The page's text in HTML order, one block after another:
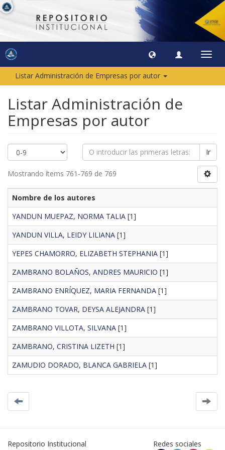
Listar Administración de Empresas por autor
Listar Administración de
Empresas por autor
Ir
Mostrando ítems 761-769 de 769
Nombre de los autores
YANDUN MUEPAZ, NORMA TALIA [1]
YANDUN VILLA, LEIDY LILIANA [1]
YEPES CHAMORRO, ELIZABETH STEPHANIA [1]
ZAMBRANO BOLAÑOS, ANDRES MAURICIO [1]
ZAMBRANO ENRÍQUEZ, MARIA FERNANDA [1]
ZAMBRANO TOVAR, DEYSA ALEJANDRA [1]
ZAMBRANO VILLOTA, SILVANA [1]
ZAMBRANO, CRISTINA LIZETH [1]
ZAMUDIO DORADO, BLANCA GABRIELA [1]
Repositorio Institucional Redes sociales